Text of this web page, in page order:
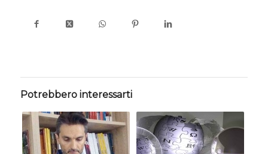
Potrebbero interessarti